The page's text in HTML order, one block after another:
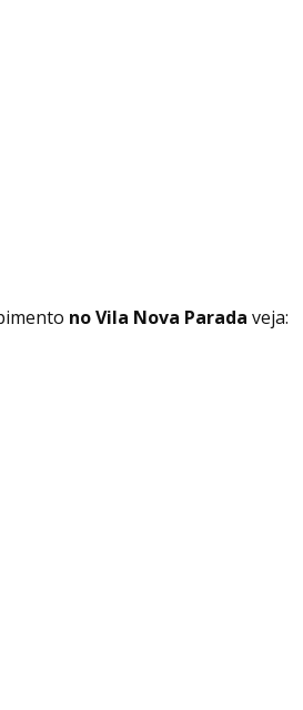
no Vila Nova Parada veja: